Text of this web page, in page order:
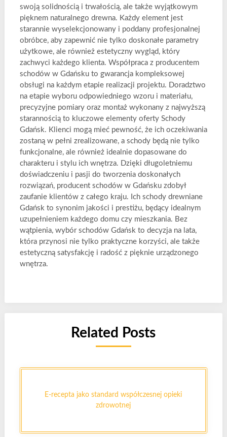
swoją solidnością i trwałością, ale także wyjątkowym
pięknem naturalnego drewna. Każdy element jest
starannie wyselekcjonowany i poddany profesjonalnej
obróbce, aby zapewnić nie tylko doskonałe parametry
użytkowe, ale również estetyczny wygląd, który
zachwyci każdego klienta. Współpraca z producentem
schodów w Gdańsku to gwarancja kompleksowej
obsługi na każdym etapie realizacji projektu. Doradztwo
na etapie wyboru odpowiedniego wzoru i materiału,
precyzyjne pomiary oraz montaż wykonany z najwyższą
starannością to kluczowe elementy oferty Schody
Gdańsk. Klienci mogą mieć pewność, że ich oczekiwania
zostaną w pełni zrealizowane, a schody będą nie tylko
funkcjonalne, ale również idealnie dopasowane do
charakteru i stylu ich wnętrza. Dzięki długoletniemu
doświadczeniu i pasji do tworzenia doskonałych
rozwiązań, producent schodów w Gdańsku zdobył
zaufanie klientów z całego kraju. Ich schody drewniane
Gdańsk to synonim jakości i prestiżu, będący idealnym
uzupełnieniem każdego domu czy mieszkania. Bez
wątpienia, wybór schodów Gdańsk to decyzja na lata,
która przynosi nie tylko praktyczne korzyści, ale także
estetyczną satysfakcję i radość z pięknie urządzonego
wnętrza.
Related Posts
E-recepta jako standard współczesnej opieki
zdrowotnej